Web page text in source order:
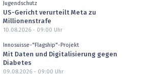
Jugendschutz
US-Gericht verurteilt Meta zu
Millionenstrafe
10.08.2026 - 09:00 Uhr
Innosuisse-"Flagship"-Projekt
Mit Daten und Digitalisierung gegen
Diabetes
09.08.2026 - 09:00 Uhr